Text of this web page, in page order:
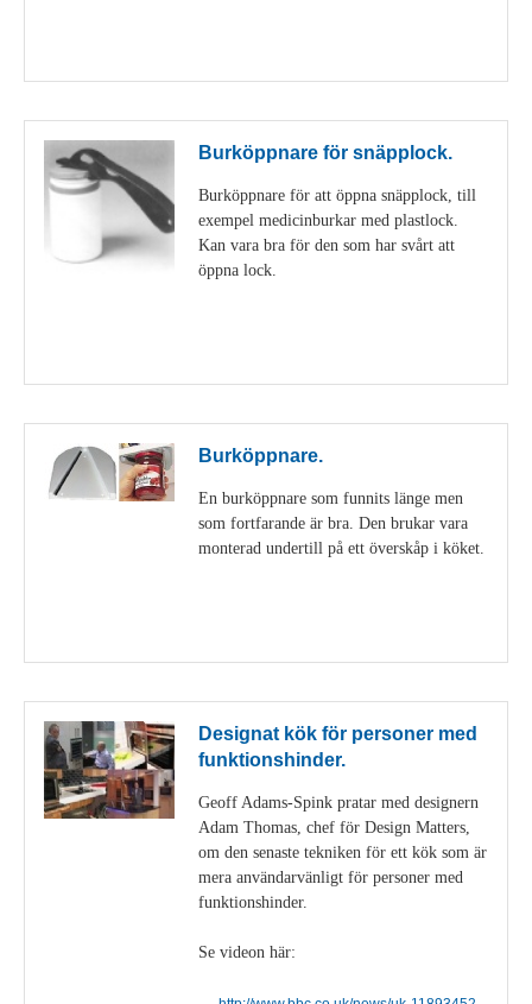
Burköppnare för snäpplock.
Burköppnare för att öppna snäpplock, till
exempel medicinburkar med plastlock.
Kan vara bra för den som har svårt att
öppna lock.
Burköppnare.
En burköppnare som funnits länge men
som fortfarande är bra. Den brukar vara
monterad undertill på ett överskåp i köket.
Designat kök för personer med
funktionshinder.
Geoff Adams-Spink pratar med designern
Adam Thomas, chef för Design Matters,
om den senaste tekniken för ett kök som är
mera användarvänligt för personer med
funktionshinder.
Se videon här: